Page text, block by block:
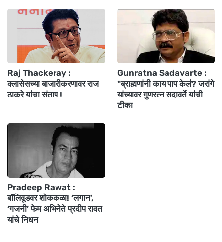
Raj Thackeray :
क्लासेसच्या बाजारीकरणावर राज
ठाकरे यांचा संताप !
Gunratna Sadavarte :
"ब्राह्मणांनी काय पाप केलं? जरांगे
यांच्यावर गुणरत्न सदावर्ते यांची
टीका
Pradeep Rawat :
बॉलिवूडवर शोककळा! ‘लगान’,
‘गजनी’ फेम अभिनेते प्रदीप रावत
यांचे निधन